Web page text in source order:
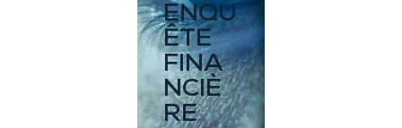
ENQU
ÊTE
FINA
NCIÈ
RE